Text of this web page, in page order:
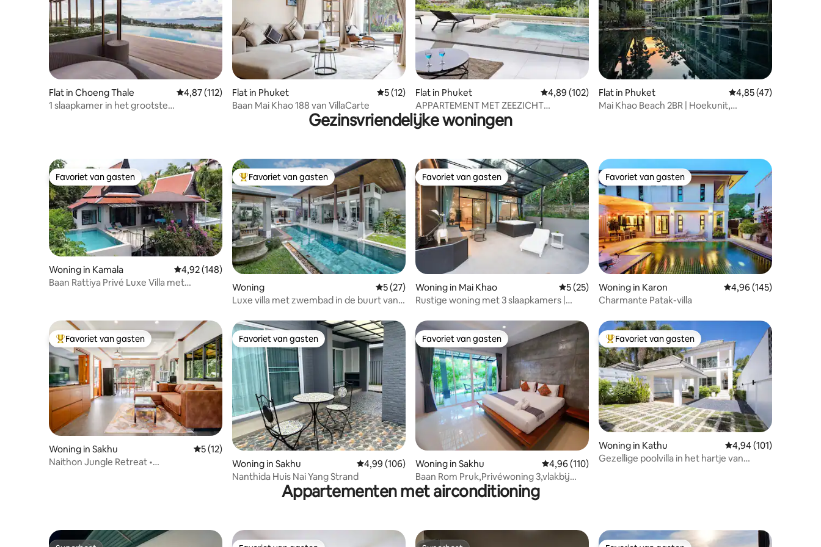
Flat in Choeng Thale Gemiddelde beoordeling van 4,87 op 5, 112 recensies
4,87 (112)
1 slaapkamer in het grootste
Flat in Phuket Gemiddelde beoordeling van 5 op 5, 12 recensies
5 (12)
Baan Mai Khao 188 van VillaCarte
Flat in Phuket Gemiddelde beoordeling van 4,89 op 5, 102 recensies
4,89 (102)
APPARTEMENT MET ZEEZICHT
Flat in Phuket Gemiddelde
4,85 (47)
Mai Khao Beach 2BR | Hoekunit,
Gezinsvriendelijke woningen
Favoriet van gasten
Favoriet van gasten
Woning in Kamala Gemiddelde beoordeling van 4,92 op 5, 148 recensies
4,92 (148)
Baan Rattiya Privé Luxe Villa met
Topfavoriet van gasten
Favoriet van gasten
Woning Gemiddelde beoordeling van 5 op 5, 27 recensies
5 (27)
Luxe villa met zwembad in de buurt van
Favoriet van gasten
Favoriet van gasten
Woning in Mai Khao Gemiddelde beoordeling van 5 op 5, 25 recensies
5 (25)
Rustige woning met 3 slaapkamers |
luchthaven
Favoriet van gasten
Favoriet van gasten
Woning in Karon Gemiddelde
4,96 (145)
Charmante Patak-villa
Topfavoriet van gasten
Favoriet van gasten
Woning in Sakhu Gemiddelde beoordeling van 5 op 5, 12 recensies
5 (12)
Naithon Jungle Retreat •
Favoriet van gasten
Favoriet van gasten
Woning in Sakhu Gemiddelde beoordeling van 4,99 op 5, 106 recensies
4,99 (106)
Nanthida Huis Nai Yang Strand
Favoriet van gasten
Favoriet van gasten
Woning in Sakhu Gemiddelde beoordeling van 4,96 op 5, 110 recensies
4,96 (110)
Baan Rom Pruk,Privéwoning 3,vlakbij
Naiyang-strand
Topfavoriet van gasten
Favoriet van gasten
Woning in Kathu Gemiddelde
4,94 (101)
Gezellige poolvilla in het hartje van
Appartementen met airconditioning